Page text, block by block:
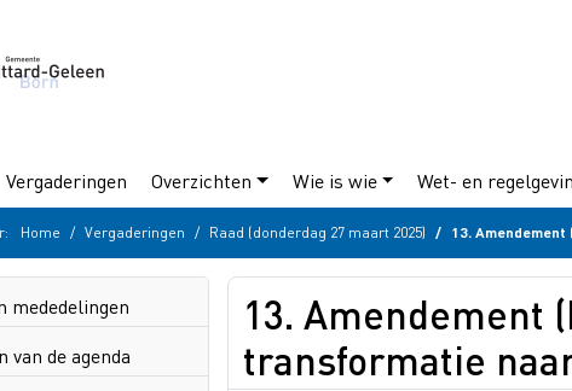
Vergaderingen Overzichten Wie is wie Wet- en
Home Vergaderingen Raad (donderdag 27 maart 2025) 13. Amendement
mededelingen
van de agenda
13. Amendement
transformatie naar